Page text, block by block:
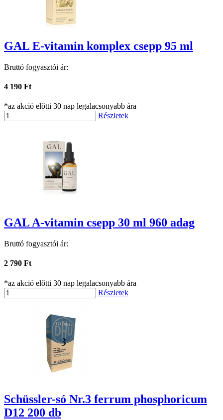
GAL E-vitamin komplex csepp 95 ml
Bruttó fogyasztói ár:
4 190 Ft
*az akció előtti 30 nap legalacsonyabb ára
Részletek
GAL A-vitamin csepp 30 ml 960 adag
Bruttó fogyasztói ár:
2 790 Ft
*az akció előtti 30 nap legalacsonyabb ára
Részletek
Schüssler-só Nr.3 ferrum phosphoricum
D12 200 db